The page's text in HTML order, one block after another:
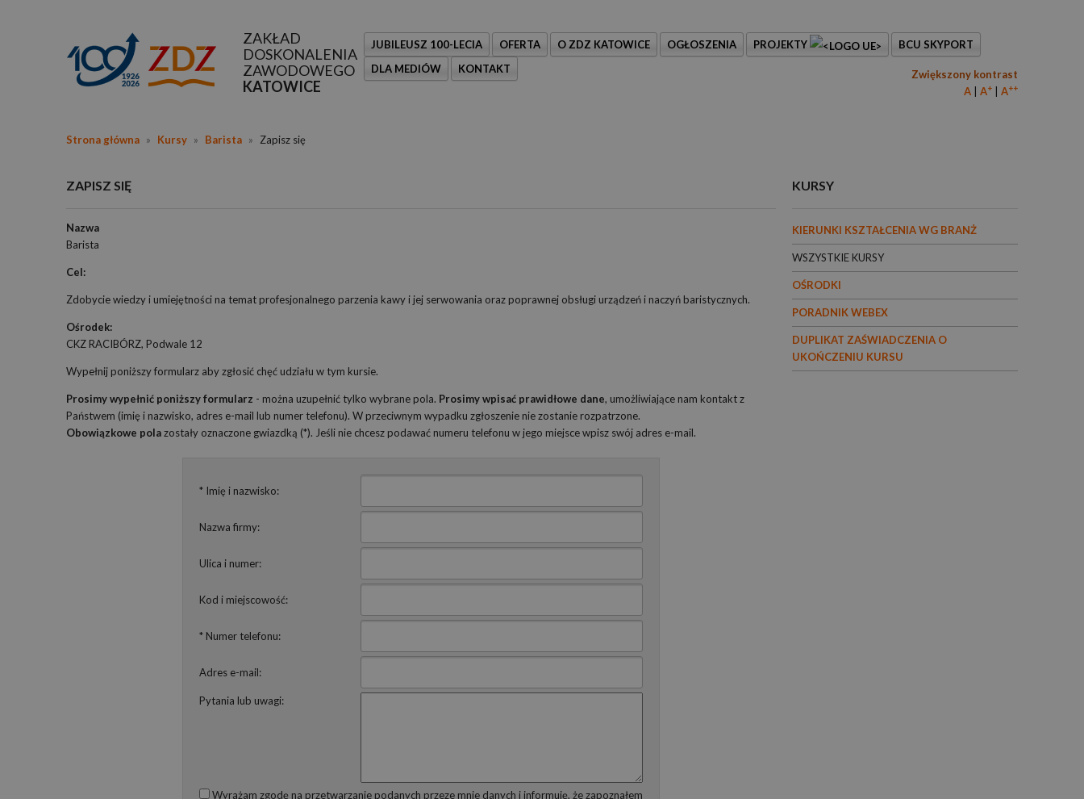
ZAKŁAD
DOSKONALENIA
ZAWODOWEGO
KATOWICE
JUBILEUSZ 100-LECIA OFERTA O ZDZ KATOWICE OGŁOSZENIA PROJEKTY
BCU SKYPORT
DLA MEDIÓW
KONTAKT
Zwiększony kontrast
A
A+ A++
Strona główna » Kursy » Barista » Zapisz się
ZAPISZ SIĘ
Nazwa
Barista
Cel:
Zdobycie wiedzy i umiejętności na temat profesjonalnego parzenia kawy i jej serwowania oraz poprawnej obsługi urządzeń i naczyń baristycznych.
Ośrodek:
CKZ RACIBÓRZ, Podwale 12
Wypełnij poniższy formularz aby zgłosić chęć udziału w tym kursie.
Prosimy wypełnić poniższy formularz - można uzupełnić tylko wybrane pola. Prosimy wpisać prawidłowe dane, umożliwiające nam kontakt z
Państwem (imię i nazwisko, adres e-mail lub numer telefonu). W przeciwnym wypadku zgłoszenie nie zostanie rozpatrzone.
Obowiązkowe polazostały oznaczone gwiazdką (*). Jeśli nie chcesz podawać numeru telefonu w jego miejsce wpisz swój adres e-mail.
* Imię i nazwisko:
Nazwa firmy:
Ulica i numer:
Kod i miejscowość:
* Numer telefonu:
Adres e-mail:
Pytania lub uwagi:
Wyrażam zgodę na przetwarzanie podanych przeze mnie danych i informuję, że zapoznałem
KURSY
KIERUNKI KSZTAŁCENIA WG BRANŻ
WSZYSTKIE KURSY
OŚRODKI
PORADNIK WEBEX
DUPLIKAT ZAŚWIADCZENIA O
UKOŃCZENIU KURSU